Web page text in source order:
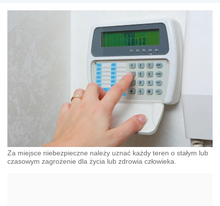
Za miejsce niebezpieczne należy uznać każdy teren o stałym lub
czasowym zagrożenie dla życia lub zdrowia człowieka.